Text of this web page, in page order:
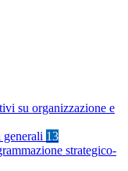
su organizzazione e
13
strategico-